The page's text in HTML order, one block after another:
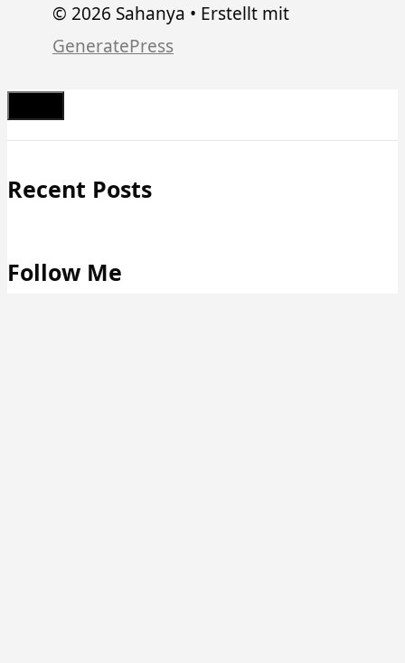
© 2026 Sahanya • Erstellt mit
GeneratePress
Schließen
Recent Posts
Follow Me